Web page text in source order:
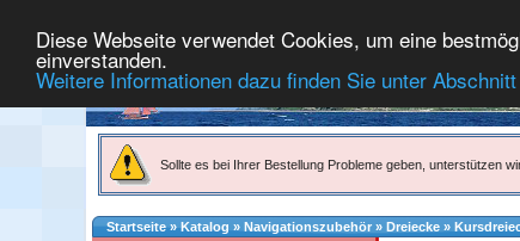
Diese Webseite verwendet Cookies, um eine
einverstanden.
Weitere Informationen dazu finden Sie unter
Sollte es bei Ihrer Bestellung Probleme geben, unterstützen
Startseite»Katalog » Navigationszubehör » Dreiecke »